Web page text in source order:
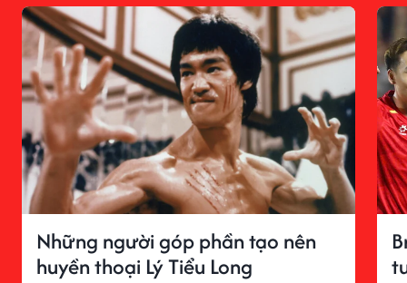
Những người góp phần tạo nên
huyền thoại Lý Tiểu Long